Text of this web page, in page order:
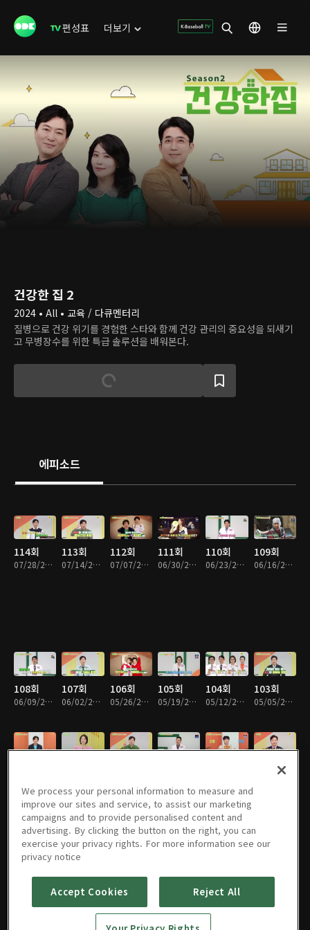
편성표 더보기
건강한 집 2
2024 • All • 교육 / 다큐멘터리
질병으로 건강 위기를 경험한 스타와 함께 건강 관리의 중요성을 되새기
고 무병장수를 위한 특급 솔루션을 배워본다.
에피소드
114회
07/28/2026 • 45분
113회
07/14/2026 • 45분
112회
07/07/2026 • 45분
111회
06/30/2026 • 45분
110회
06/23/2026 • 45분
109회
06/16/2026 • 45분
108회
06/09/2026 • 45분
107회
06/02/2026 • 45분
106회
05/26/2026 • 45분
105회
05/19/2026 • 45분
104회
05/12/2026 • 45분
103회
05/05/2026 • 45분
96회
03/17/2026 • 45분
95회 94회 93회 92회 91회
We process your personal information to measure and
improve our sites and service, to assist our marketing
campaigns and to provide personalised content and
advertising. By clicking the button on the right, you can
exercise your privacy rights. For more information see our
privacy notice
Accept Cookies Reject All